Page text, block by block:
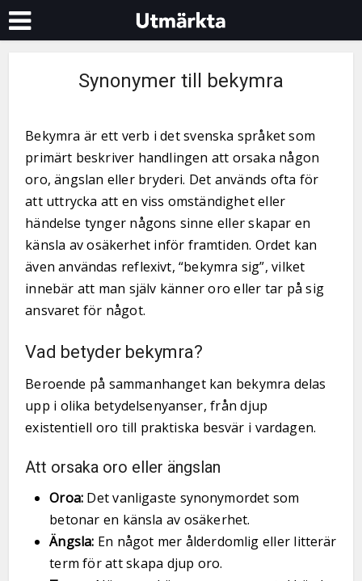
Synonymer till bekymra
Bekymra är ett verb i det svenska språket som
primärt beskriver handlingen att orsaka någon
oro, ängslan eller bryderi. Det används ofta för
att uttrycka att en viss omständighet eller
händelse tynger någons sinne eller skapar en
känsla av osäkerhet inför framtiden. Ordet kan
även användas reflexivt, “bekymra sig”, vilket
innebär att man själv känner oro eller tar på sig
ansvaret för något.
Vad betyder bekymra?
Beroende på sammanhanget kan bekymra delas
upp i olika betydelsenyanser, från djup
existentiell oro till praktiska besvär i vardagen.
Att orsaka oro eller ängslan
Oroa: Det vanligaste synonymordet som
betonar en känsla av osäkerhet.
Ängsla: En något mer ålderdomlig eller litterär
term för att skapa djup oro.